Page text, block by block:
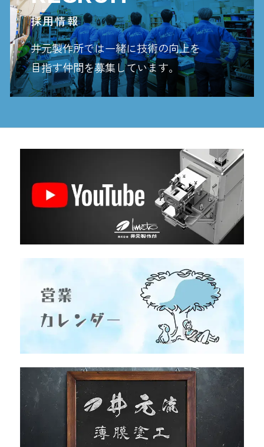
採用情報
井元製作所では一緒に技術の向上を
目指す仲間を募集しています。